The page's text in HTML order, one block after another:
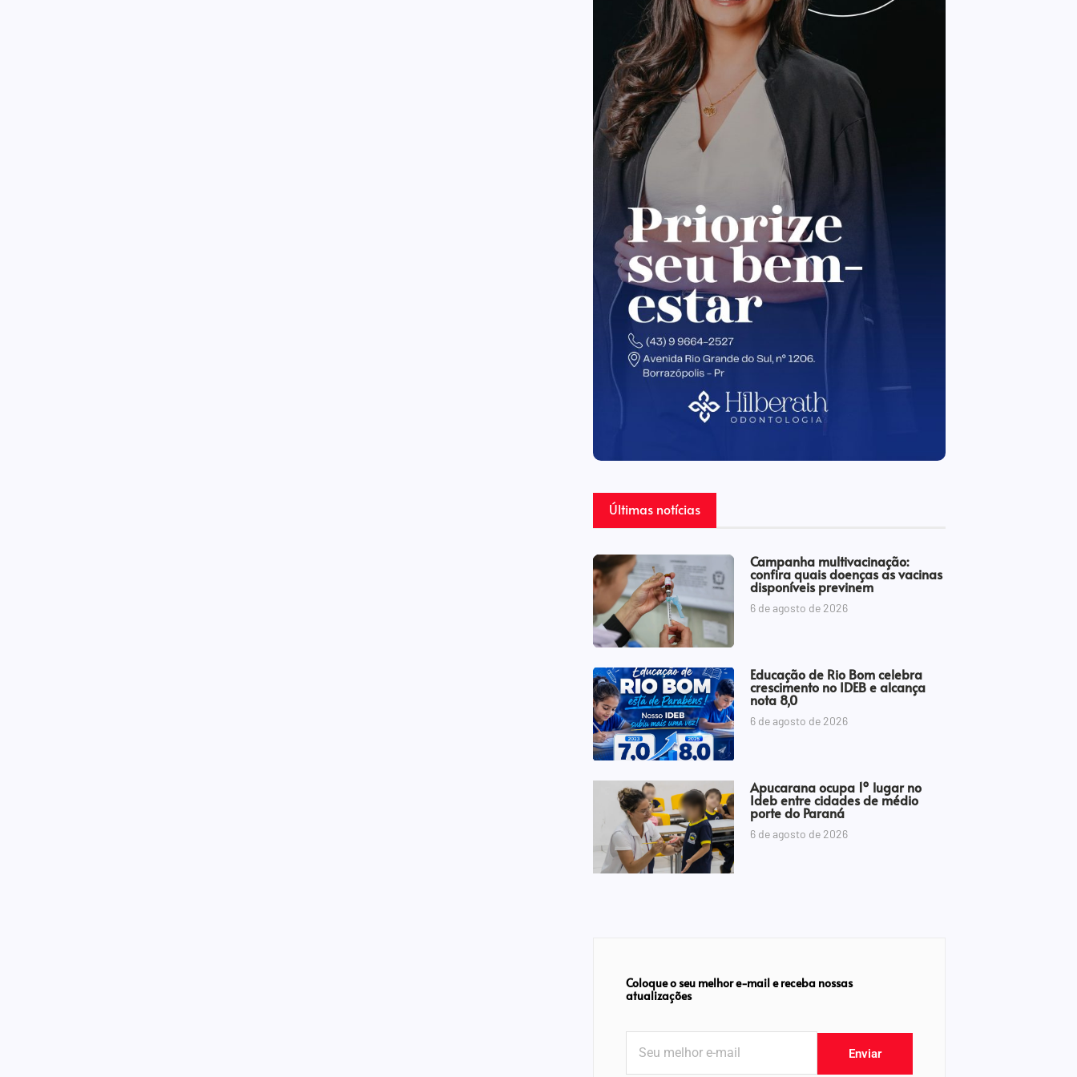
Últimas notícias
Campanha multivacinação:
confira quais doenças as vacinas
disponíveis previnem
6 de agosto de 2026
Educação de Rio Bom celebra
crescimento no IDEB e alcança
nota 8,0
6 de agosto de 2026
Apucarana ocupa 1º lugar no
Ideb entre cidades de médio
porte do Paraná
6 de agosto de 2026
Coloque o seu melhor e-mail e receba nossas
atualizações
Enviar